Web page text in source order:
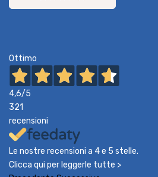
Ottimo
4,6/5
321
recensioni
Le nostre recensioni a 4 e 5 stelle.
Clicca qui per leggerle tutte >